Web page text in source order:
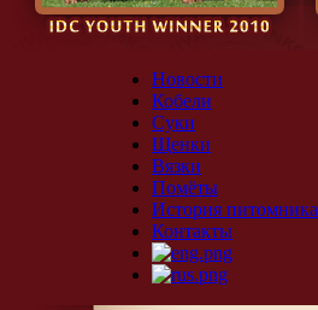
Новости
Кобели
Суки
Щенки
Вязки
Помёты
История питомника
Контакты